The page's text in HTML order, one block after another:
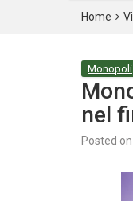
Home
Monopoli
nel
Posted on